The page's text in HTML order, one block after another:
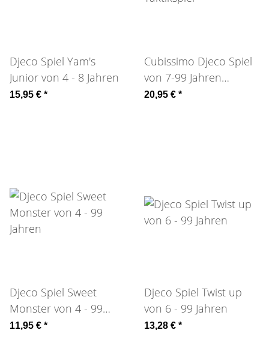
Djeco Spiel Yam's
Junior von 4 - 8 Jahren
15,95 € *
Cubissimo Djeco Spiel
von 7-99 Jahren
Taktikspiel
20,95 € *
Djeco Spiel Sweet
Monster von 4 - 99
Jahren
11,95 € *
Djeco Spiel Twist up
von 6 - 99 Jahren
13,28 € *